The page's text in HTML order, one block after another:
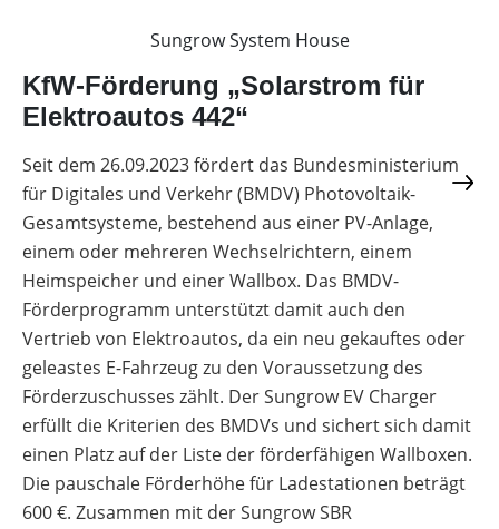
Sungrow System House
KfW-Förderung „Solarstrom für
Elektroautos 442“
Seit dem 26.09.2023 fördert das Bundesministerium
für Digitales und Verkehr (BMDV) Photovoltaik-
Gesamtsysteme, bestehend aus einer PV-Anlage,
einem oder mehreren Wechselrichtern, einem
Heimspeicher und einer Wallbox. Das BMDV-
Förderprogramm unterstützt damit auch den
Vertrieb von Elektroautos, da ein neu gekauftes oder
geleastes E-Fahrzeug zu den Voraussetzung des
Förderzuschusses zählt. Der Sungrow EV Charger
erfüllt die Kriterien des BMDVs und sichert sich damit
einen Platz auf der Liste der förderfähigen Wallboxen.
Die pauschale Förderhöhe für Ladestationen beträgt
600 €. Zusammen mit der Sungrow SBR